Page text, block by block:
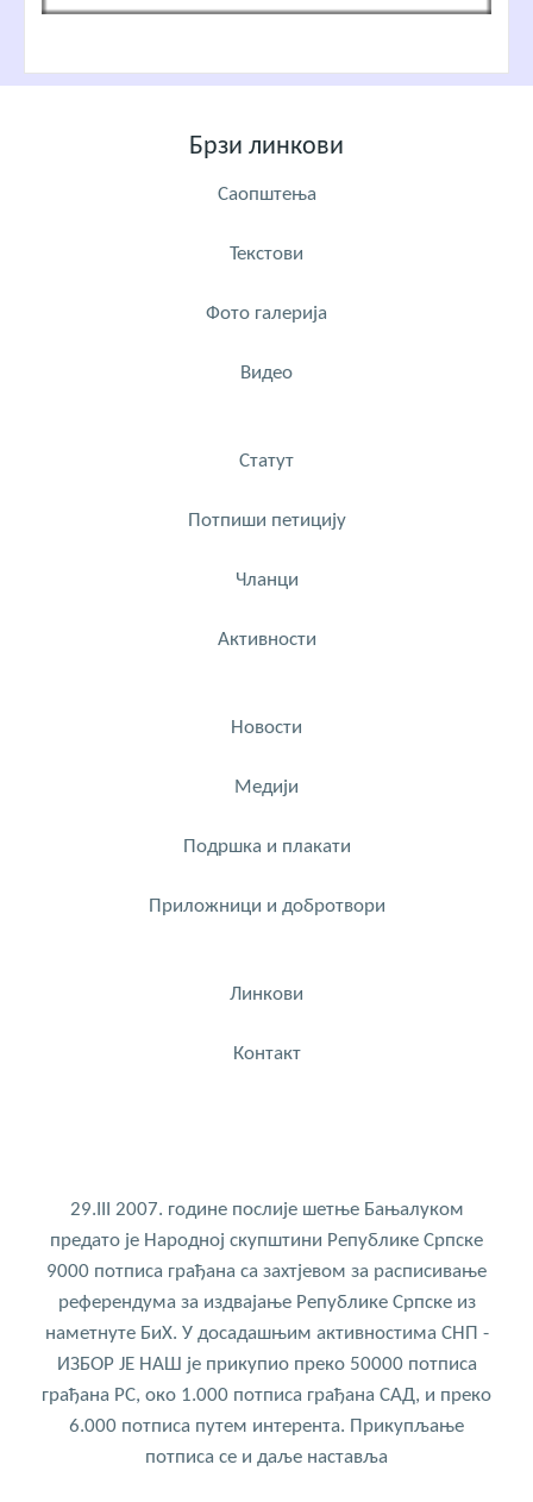
Брзи линкови
Саопштења
Текстови
Фото галерија
Видео
Статут
Потпиши петицију
Чланци
Активности
Новости
Медији
Подршка и плакати
Приложници и добротвори
Линкови
Контакт
29.III 2007. године послије шетње Бањалуком
предато је Народној скупштини Републике Српске
9000 потписа грађана са захтјевом за расписивање
референдума за издвајање Републике Српске из
наметнуте БиХ. У досадашњим активностима СНП -
ИЗБОР ЈЕ НАШ је прикупио преко 50000 потписа
грађана РС, око 1.000 потписа грађана САД, и преко
6.000 потписа путем интерента. Прикупљање
потписа се и даље наставља